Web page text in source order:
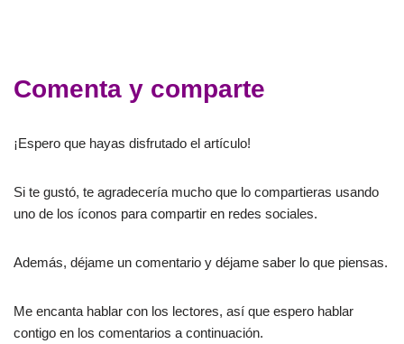
Comenta y comparte
¡Espero que hayas disfrutado el artículo!
Si te gustó, te agradecería mucho que lo compartieras usando
uno de los íconos para compartir en redes sociales.
Además, déjame un comentario y déjame saber lo que piensas.
Me encanta hablar con los lectores, así que espero hablar
contigo en los comentarios a continuación.